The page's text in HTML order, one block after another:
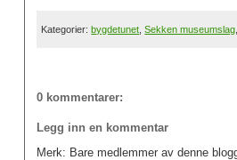
Kategorier:bygdetunet ,Sekken museumslag
0 kommentarer:
Legg inn en kommentar
Merk: Bare medlemmer av denne